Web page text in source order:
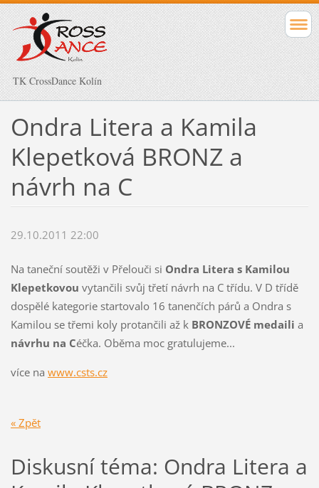
TK CrossDance Kolín
Ondra Litera a Kamila
Klepetková BRONZ a
návrh na C
29.10.2011 22:00
Na taneční soutěži v Přelouči si Ondra Litera s Kamilou
Klepetkovou vytančili svůj třetí návrh na C třídu. V D třídě
dospělé kategorie startovalo 16 tanenčích párů a Ondra s
Kamilou se třemi koly protančili až k BRONZOVÉ medaili a
návrhu na Céčka. Oběma moc gratulujeme...
více na www.csts.cz
« Zpět
Diskusní téma: Ondra Litera a